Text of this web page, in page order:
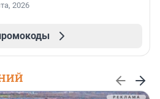
2026